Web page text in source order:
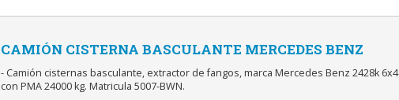
CAMIÓN CISTERNA BASCULANTE MERCEDES BENZ
- Camión cisternas basculante, extractor de fangos, marca Mercedes Benz 2428k 6x4
con PMA 24000 kg. Matricula 5007-BWN.